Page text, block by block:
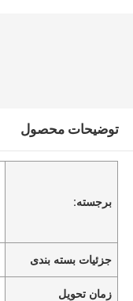
توضیحات محصول
برجسته:
جزئیات بسته بندی
زمان تحویل